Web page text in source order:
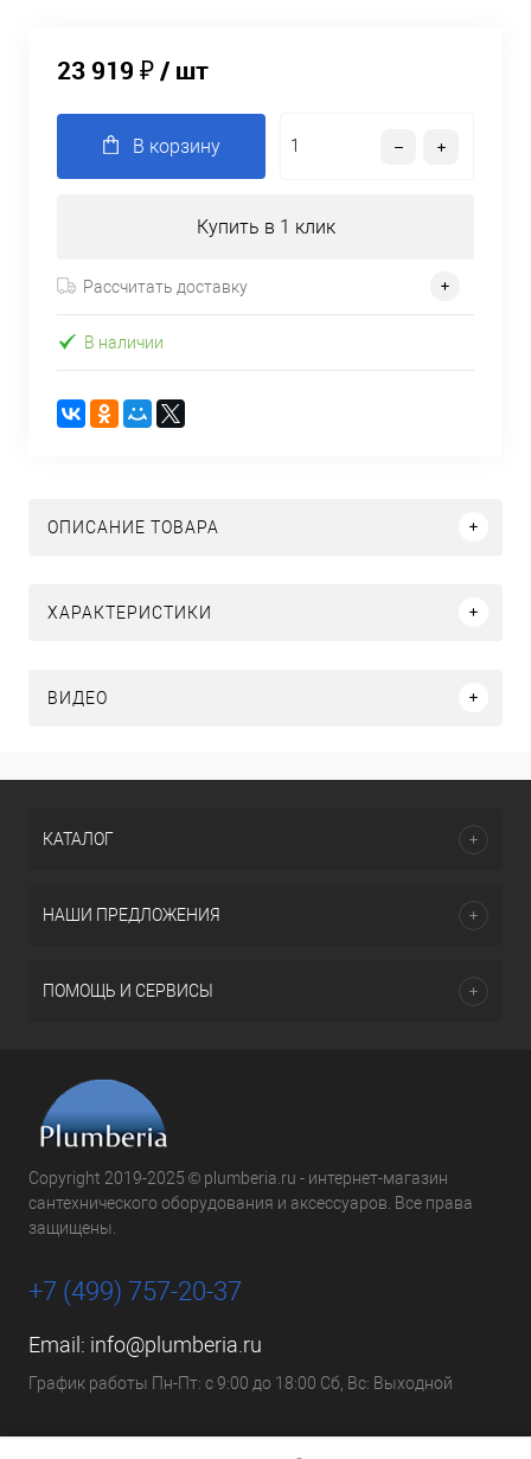
23 919 ₽/ шт
В корзину
Купить в 1 клик
Рассчитать доставку
В наличии
ОПИСАНИЕ ТОВАРА
ХАРАКТЕРИСТИКИ
ВИДЕО
КАТАЛОГ
НАШИ ПРЕДЛОЖЕНИЯ
ПОМОЩЬ И СЕРВИСЫ
Copyright 2019-2025 © plumberia.ru - интернет-магазин
сантехнического оборудования и аксессуаров. Все права
защищены.
+7 (499) 757-20-37
Email: info@plumberia.ru
График работы Пн-Пт: с 9:00 до 18:00 Сб, Вс: Выходной